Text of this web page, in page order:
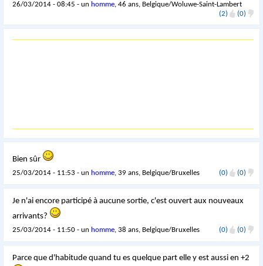
26/03/2014 - 08:45 - un homme, 46 ans, Belgique/Woluwe-Saint-Lambert
(2)
(0)
Bien sûr
25/03/2014 - 11:53 - un homme, 39 ans, Belgique/Bruxelles (0) (0)
Je n'ai encore participé à aucune sortie, c'est ouvert aux nouveaux
arrivants?
25/03/2014 - 11:50 - un homme, 38 ans, Belgique/Bruxelles (0) (0)
Parce que d'habitude quand tu es quelque part elle y est aussi en +2